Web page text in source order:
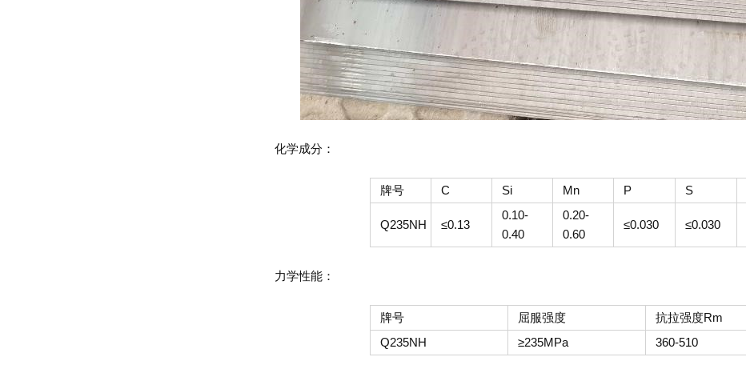
化学成分：
牌号 C Si Mn P S
Q235NH ≤0.13
0.10-
0.40
0.20-
0.60
≤0.030 ≤0.030
力学性能：
牌号 屈服强度 抗拉强度Rm
Q235NH
≥235MPa 360-510